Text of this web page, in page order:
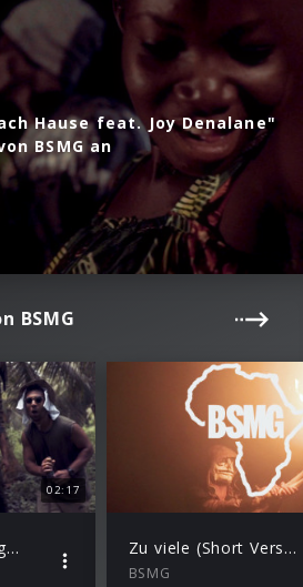
Hause feat. Joy Denalane"
BSMG an
BSMG
02:17
Mit allen notwendigen Mitteln (Short Version) Zu viele (Short Version)
BSMG